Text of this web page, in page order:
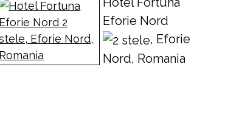
Eforie Nord
, Eforie
Nord, Romania